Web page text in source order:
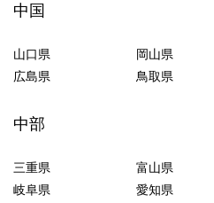
中国
山口県 岡山県
広島県
鳥取県
中部
三重県 富山県
岐阜県
愛知県